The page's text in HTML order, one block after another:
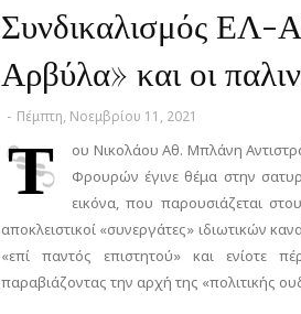
Συνδικαλισμός ΕΛ-
Αρβύλα» και οι
- Πέμπτη, Νοεμβρίου 11, 2021
Τ
ου Νικολάου Αθ. Μπλάνη
Φρουρών έγινε θέμα στην
εικόνα, που παρουσιάζεται
αποκλειστικοί «συνεργάτες» ιδιωτικών
«επί παντός επιστητού» και ενίοτε
παραβιάζοντας την αρχή της «πολιτικής